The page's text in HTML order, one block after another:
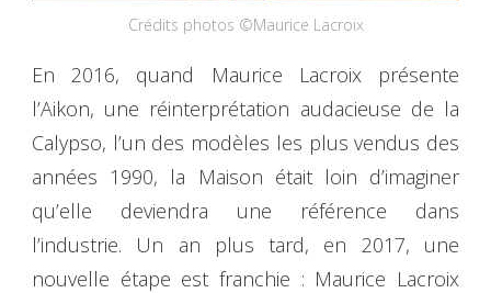
Crédits photos ©Maurice Lacroix
En 2016, quand Maurice Lacroix présente
l’Aikon, une réinterprétation audacieuse de la
Calypso, l’un des modèles les plus vendus des
années 1990, la Maison était loin d’imaginer
qu’elle deviendra une référence dans
l’industrie. Un an plus tard, en 2017, une
nouvelle étape est franchie : Maurice Lacroix